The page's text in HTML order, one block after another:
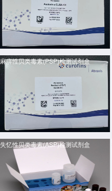
麻痹性贝类毒素(PSP)检测试剂盒
失忆性贝类毒素(ASP)检测试剂盒